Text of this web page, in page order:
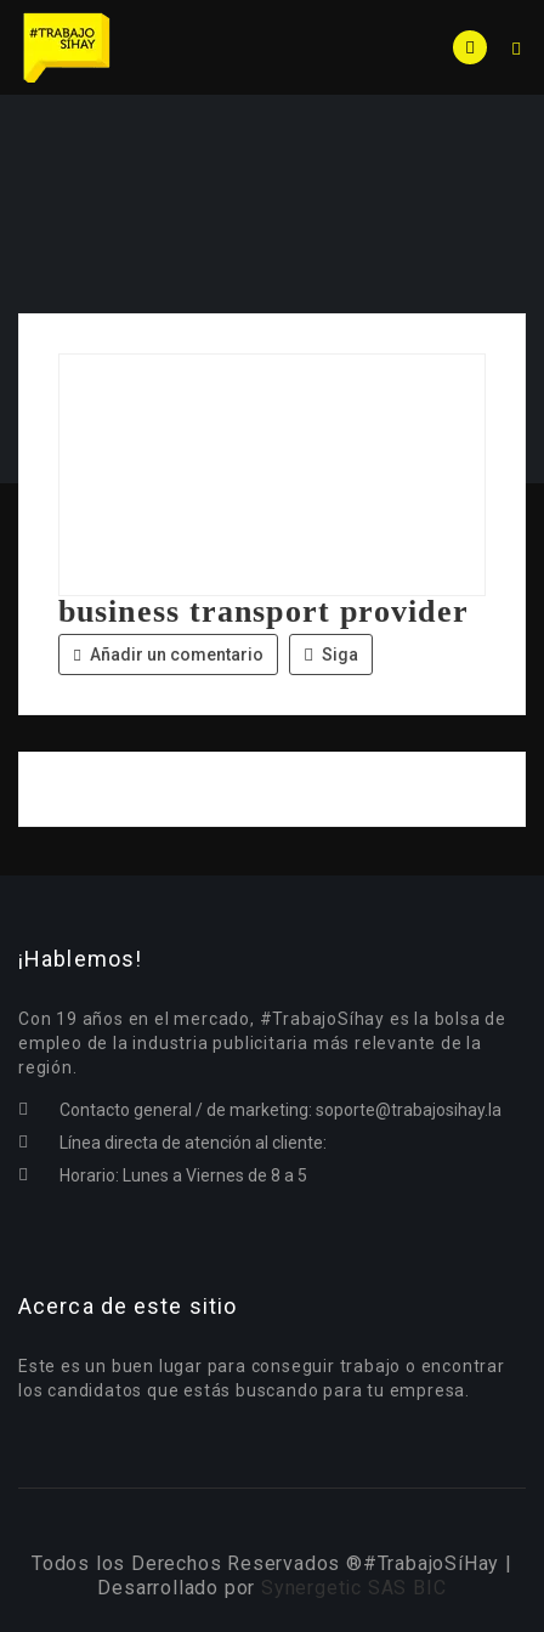
business transport provider
Añadir un comentario Siga
¡Hablemos!
Con 19 años en el mercado, #TrabajoSíhay es la bolsa de
empleo de la industria publicitaria más relevante de la
región.
Contacto general / de marketing: soporte@trabajosihay.la
Línea directa de atención al cliente:
Horario: Lunes a Viernes de 8 a 5
Acerca de este sitio
Este es un buen lugar para conseguir trabajo o encontrar
los candidatos que estás buscando para tu empresa.
Todos los Derechos Reservados ®#TrabajoSíHay |
Desarrollado por Synergetic SAS BIC